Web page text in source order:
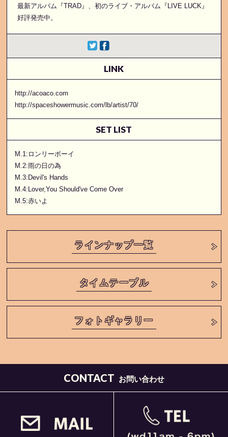
最新アルバム『TRAD』、初のライブ・アルバム『LIVE LUCK』
好評発売中。
LINK
http://acoaco.com
http://spaceshowermusic.com/lb/artist/70/
SET LIST
M.1:ロンリーボーイ
M.2:雨の日の為
M.3:Devil's Hands
M.4:Lover,You Should've Come Over
M.5:赤いよ
ラインナップ一覧
タイムテーブル
フォトギャラリー
CONTACT お問い合わせ